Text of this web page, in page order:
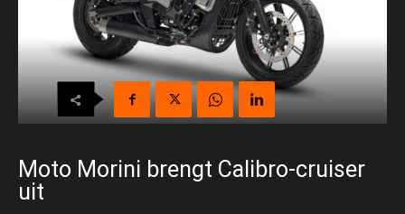
Moto Morini brengt Calibro-cruiser
uit